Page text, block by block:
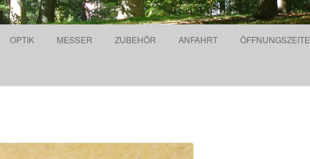
OPTIK MESSER ZUBEHÖR ANFAHRT